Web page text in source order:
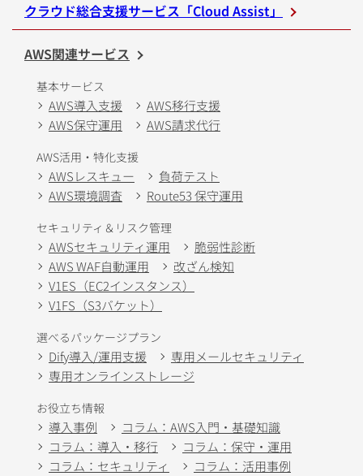
クラウド総合支援サービス「Cloud Assist」
AWS関連サービス
基本サービス
AWS導入支援
AWS移行支援
AWS保守運用
AWS請求代行
AWS活用・特化支援
AWSレスキュー
負荷テスト
AWS環境調査
Route53 保守運用
セキュリティ＆リスク管理
AWSセキュリティ運用
脆弱性診断
AWS WAF自動運用
改ざん検知
V1ES（EC2インスタンス）
V1FS（S3バケット）
選べるパッケージプラン
Dify導入/運用支援
専用メールセキュリティ
専用オンラインストレージ
お役立ち情報
導入事例
コラム：AWS入門・基礎知識
コラム：導入・移行
コラム：保守・運用
コラム：セキュリティ
コラム：活用事例